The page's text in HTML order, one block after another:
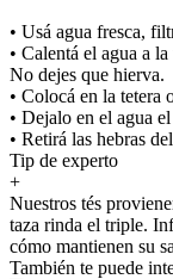
• Usá agua fresca,
• Calentá el agua a
No dejes que hierva.
• Colocá en la tetera
• Dejalo en el agua
• Retirá las hebras
Tip de experto
+
Nuestros tés
taza rinda el triple.
cómo mantienen su
También te puede